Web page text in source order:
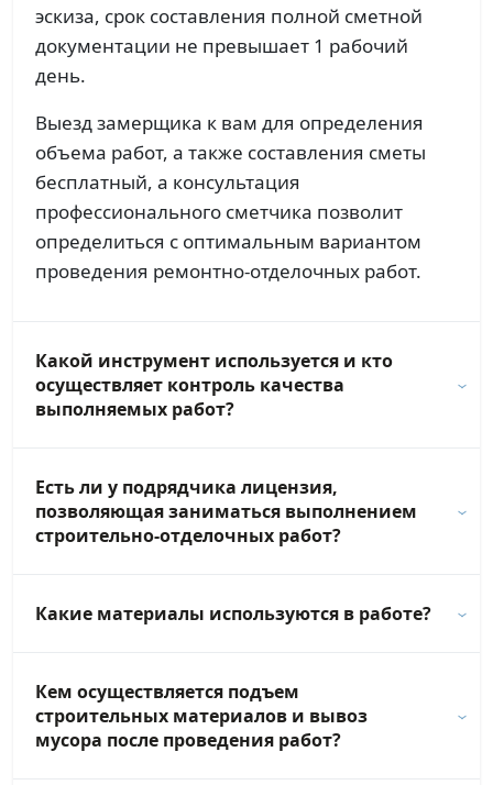
эскиза, срок составления полной сметной
документации не превышает 1 рабочий
день.
Выезд замерщика к вам для определения
объема работ, а также составления сметы
бесплатный, а консультация
профессионального сметчика позволит
определиться с оптимальным вариантом
проведения ремонтно-отделочных работ.
Какой инструмент используется и кто
осуществляет контроль качества
выполняемых работ?
Есть ли у подрядчика лицензия,
позволяющая заниматься выполнением
строительно-отделочных работ?
Какие материалы используются в работе?
Кем осуществляется подъем
строительных материалов и вывоз
мусора после проведения работ?